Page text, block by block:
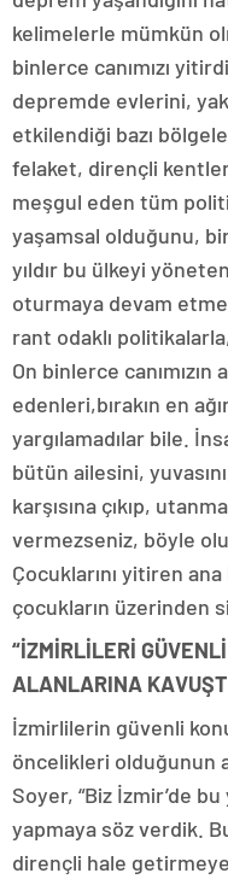
kelimelerle mümkün
binlerce canımızı
depremde evlerini,
etkilendiği bazı
felaket, dirençli
meşgul eden tüm
yaşamsal olduğunu,
yıldır bu ülkeyi
oturmaya devam
rant odaklı politikalarla,
On binlerce canımızın
edenleri,bırakın en
yargılamadılar bile.
bütün ailesini,
karşısına çıkıp,
vermezseniz, böyle
Çocuklarını yitiren
çocukların üzerinden
“İZMİRLİLERİ
ALANLARINA
İzmirlilerin güvenli
öncelikleri olduğunun
Soyer, “Biz İzmir’de
yapmaya söz verdik.
dirençli hale